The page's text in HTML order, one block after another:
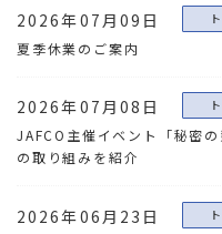
2026年07月09日
夏季休業のご案内
2026年07月08日
JAFCO主催イベント「秘密
の取り組みを紹介
2026年06月23日